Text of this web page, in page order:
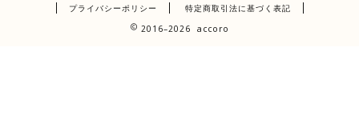
プライバシーポリシー
特定商取引法に基づく表記
2016–2026 accoro